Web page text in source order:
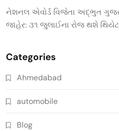
નેશનલ એવોર્ડ વિજેતા અદ્ભુત
જાહેર: ૩૧ જુલાઈના રોજ થશે
Categories
Ahmedabad
automobile
Blog